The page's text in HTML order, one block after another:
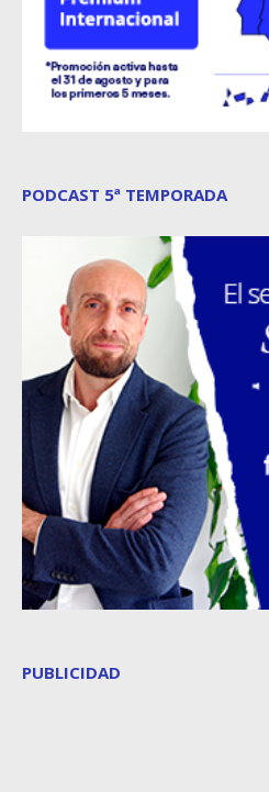
PODCAST 5ª TEMPORADA
PUBLICIDAD